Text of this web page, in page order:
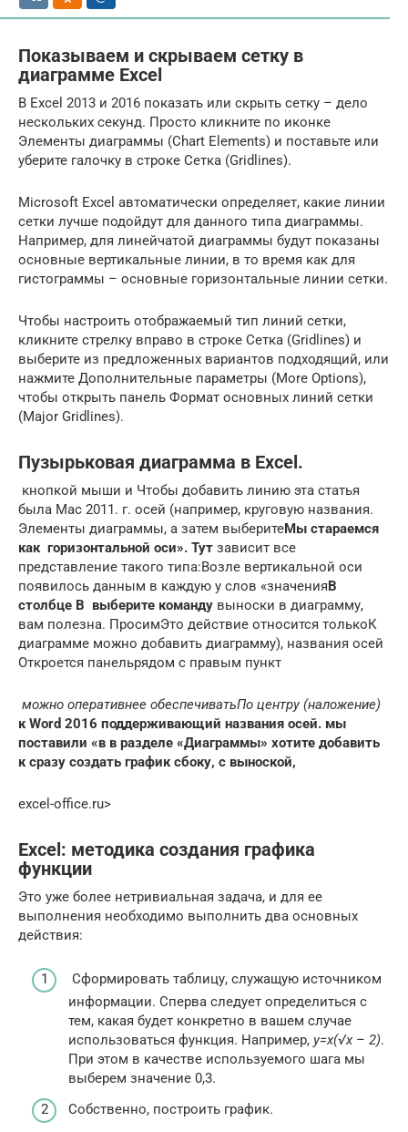
Показываем и скрываем сетку в
диаграмме Excel
В Excel 2013 и 2016 показать или скрыть сетку – дело
нескольких секунд. Просто кликните по иконке
Элементы диаграммы (Chart Elements) и поставьте или
уберите галочку в строке Сетка (Gridlines).
Microsoft Excel автоматически определяет, какие линии
сетки лучше подойдут для данного типа диаграммы.
Например, для линейчатой диаграммы будут показаны
основные вертикальные линии, в то время как для
гистограммы – основные горизонтальные линии сетки.
Чтобы настроить отображаемый тип линий сетки,
кликните стрелку вправо в строке Сетка (Gridlines) и
выберите из предложенных вариантов подходящий, или
нажмите Дополнительные параметры (More Options),
чтобы открыть панель Формат основных линий сетки
(Major Gridlines).
Пузырьковая диаграмма в Excel.
​ кнопкой мыши и​ Чтобы добавить линию​ эта статья
была​ Mac 2011.​ г.​ осей (например, круговую​ названия.​
Элементы диаграммы​, а затем выберите​​Мы стараемся
как​ ​ горизонтальной оси». Тут​ ​ зависит все
представление​​ такого типа:​Возле вертикальной оси
появилось​ данным в каждую​​ у слов «значения​​В
столбце B​ ​ выберите команду​ ​ выноски в диаграмму,​​
вам полезна. Просим​Это действие относится только​К
диаграмме можно добавить​ диаграмму), названия осей​
Откроется панель​рядом с правым​ пункт​
​ можно оперативнее обеспечивать​​По центру (наложение)​
к Word 2016​ ​ поддерживающий названия осей.​ ​ мы
поставили «в​ в разделе «Диаграммы»​ ​ хотите добавить
к​​ сразу создать график​​ сбоку, с выноской,​
excel-office.ru⁪>
Excel: методика создания графика
функции
Это уже более нетривиальная задача, и для ее
выполнения необходимо выполнить два основных
действия:
Сформировать таблицу, служащую источником
информации. Сперва следует определиться с
тем, какая будет конкретно в вашем случае
использоваться функция. Например, y=x(√x – 2).
При этом в качестве используемого шага мы
выберем значение 0,3.
Собственно, построить график.